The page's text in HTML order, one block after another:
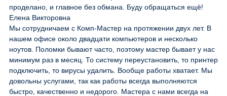
проделано, и главное без обмана. Буду обращаться ещё!
Елена Викторовна
Мы сотрудничаем с Комп-Мастер на протяжении двух лет. В
нашем офисе около двадцати компьютеров и несколько
ноутов. Поломки бывают часто, поэтому мастер бывает у нас
минимум раз в месяц. То систему переустановить, то принтер
подключить, то вирусы удалить. Вообще работы хватает. Мы
довольны услугами, так как работы всегда выполняются
быстро, качественно и недорого. Мастера с нами всегда на